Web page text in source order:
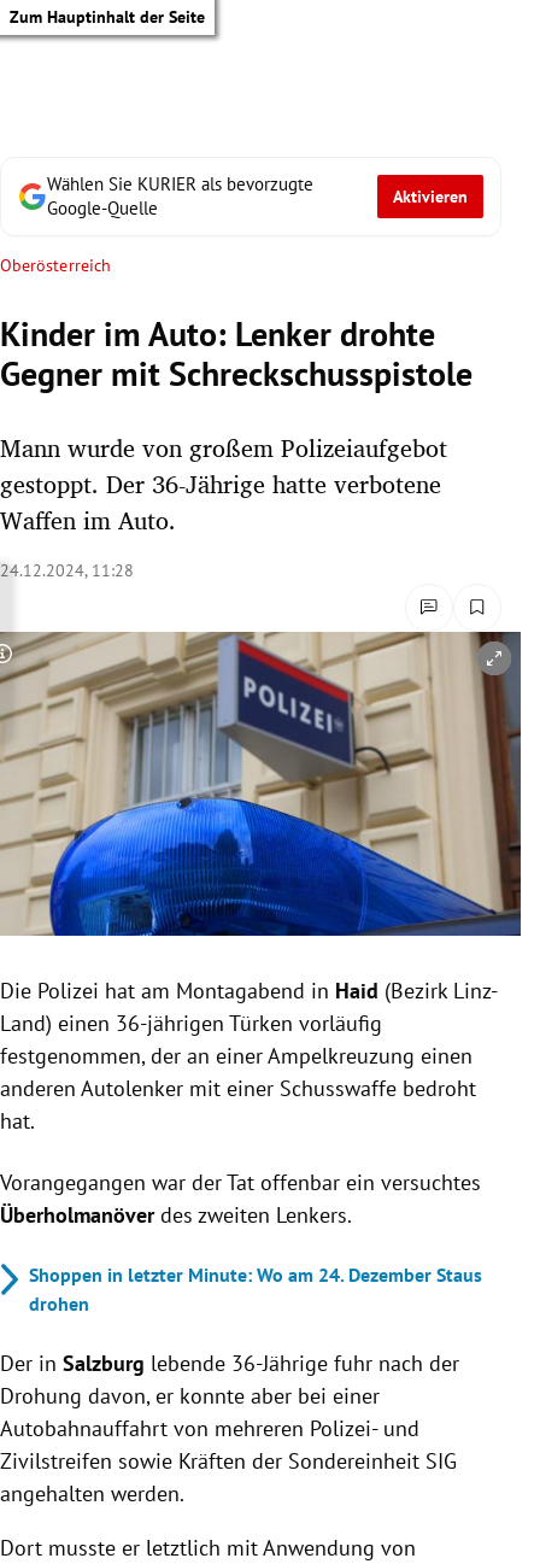
Zum Hauptinhalt der Seite
Untermenü
Untermenü
Untermenü
Untermenü
Untermenü
Untermenü
Untermenü
Untermenü
Wählen Sie KURIER als bevorzugte
Google-Quelle
Aktivieren
Oberösterreich
Kinder im Auto: Lenker drohte
Gegner mit Schreckschusspistole
Mann wurde von großem Polizeiaufgebot
gestoppt. Der 36-Jährige hatte verbotene
Waffen im Auto.
24.12.2024, 11:28
Copyright-Hinweis öffnen/schließen
Die Polizei hat am Montagabend in Haid (Bezirk Linz-
Land) einen 36-jährigen Türken vorläufig
festgenommen, der an einer Ampelkreuzung einen
anderen Autolenker mit einer Schusswaffe bedroht
hat.
Vorangegangen war der Tat offenbar ein versuchtes
Überholmanöverdes zweiten Lenkers.
Shoppen in letzter Minute: Wo am 24. Dezember Staus
drohen
Der in Salzburg lebende 36-Jährige fuhr nach der
Drohung davon, er konnte aber bei einer
Autobahnauffahrt von mehreren Polizei- und
Zivilstreifen sowie Kräften der Sondereinheit SIG
angehalten werden.
Dort musste er letztlich mit Anwendung von